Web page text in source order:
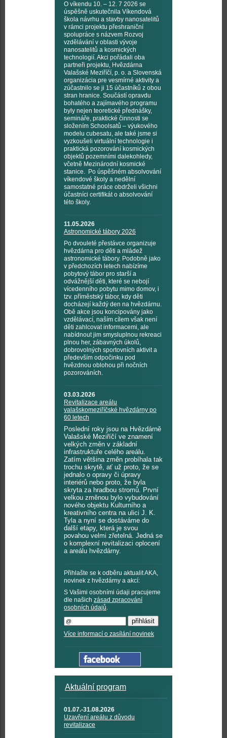
O víkendu 10. – 12. 7 2026 se
úspěšně uskutečnila Víkendová
škola návrhu a stavby nanosatelitů
v rámci projektu přeshraniční
spolupráce s názvem Rozvoj
vzdělávání v oblasti vývoje
nanosatelitů a kosmických
technologií. Akci pořádali oba
partneři projektu, Hvězdárna
Valašské Meziříčí, p. o. a Slovenská
organizácia pre vesmírné aktivity a
zúčastnilo se ji 15 účastníků z obou
stran hranice. Součástí opravdu
bohatého a zajímavého programu
byly nejen teoretické přednášky,
semináře, praktické činnosti se
složením Schoolsatů – výukového
modelu cubesatu, ale také jsme si
vyzkoušeli virtuální technologie i
praktická pozorování kosmických
objektů pozemními dalekohledy,
včetně Mezinárodní kosmické
stanice. Po úspěšném absolvování
víkendové školy a nedělní
samostatné práce obdrželi všichni
účastníci certifikát o absolvování
této školy.
11.05.2026
Astronomické tábory 2026
Po dvouleté přestávce organizuje
hvězdárna pro děti a mládež
astronomické tábory. Podobně jako
v předchozích letech nabízíme
pobytový tábor pro starší a
odvážnější děti, které se nebojí
vícedenního pobytu mimo domov, i
tzv. příměstský tábor, kdy děti
docházejí každý den na hvězdárnu.
Obě akce jsou koncipovány jako
vzdělávací, naším cílem však není
děti zahlcovat informacemi, ale
nabídnout jim smysluplnou rekreaci
plnou her, zábavných úkolů,
dobrovolných sportovních aktivit a
především odpočinku pod
hvězdnou oblohou při nočních
pozorováních.
03.03.2026
Revitalizace areálu
valašskomeziříčské hvězdárny po
60 letech
Poslední roky jsou na Hvězdárně
Valašské Meziříčí ve znamení
velkých změn v základní
infrastruktuře celého areálu.
Zatím většina změn probíhala tak
trochu skrytě, ať už proto, že se
jednalo o opravy či úpravy
interiérů nebo proto, že byla
skryta za hradbou stromů. První
velkou změnou bylo vybudování
nového objektu Kulturního a
kreativního centra na ulici J. K.
Tyla a nyní se dostáváme do
další etapy, která je svou
povahou velmi zřetelná. Jedná se
o komplexní revitalizaci oplocení
a areálu hvězdárny.
Přihlašte se k odběru aktualit AKA,
novinek z hvězdárny a akcí:
S Vašimi osobními údaji pracujeme
dle našich zásad zpracování
osobních údajů.
Více informací o zasílání novinek
Aktuální program
01.07.-31.08.2026
Uzavření areálu z důvodu
revitalizace